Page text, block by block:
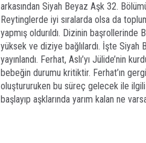
arkasından Siyah Beyaz Aşk 32.
Reytinglerde iyi sıralarda olsa da
yapmış oldurıldı. Dizinin
yüksek ve diziye bağlılardı. İşte Siyah
yayınlandı. Ferhat, Aslı’yı Jülide’nin
bebeğin durumu kritiktir. Ferhat’ın
oluştururuken bu süreç gelecek ile ilgili
başlayıp aşklarında yarım kalan ne